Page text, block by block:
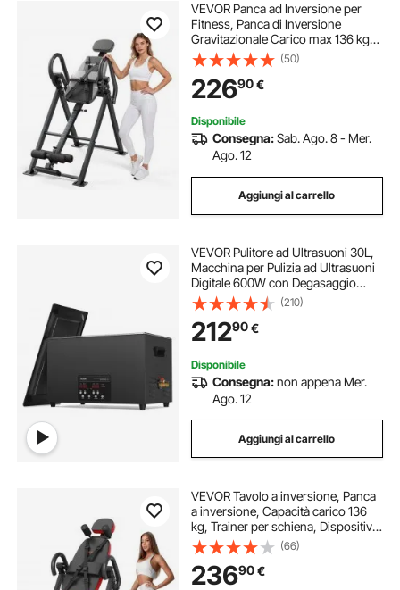
VEVOR Panca ad Inversione per
Fitness, Panca di Inversione
Gravitazionale Carico max 136 kg
Bloccaggio a Rulli, Attrezzi per
Allenamento Schiena Esercizio per
Colonna Vertebrale Collo Braccioli
(50)
22690€
Disponibile
Consegna:Sab. Ago. 8 - Mer.
Ago. 12
Aggiungi al carrello
VEVOR Pulitore ad Ultrasuoni 30L,
Macchina per Pulizia ad Ultrasuoni
Digitale 600W con Degasaggio
Modalità Delicata, Pulitore ad
Ultrasuoni Industriale da 40kHz con
Timer e Riscaldatore per Gioielli
(210)
21290€
Disponibile
Consegna:non appena Mer.
Ago. 12
Aggiungi al carrello
VEVOR Tavolo a inversione, Panca
a inversione, Capacità carico 136
kg, Trainer per schiena, Dispositivo
pieghevole per allenamento fisico di
forza con poggiatesta, Blocco
caviglia, Cintura protettiva
(66)
23690€